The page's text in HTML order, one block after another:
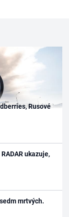
Rusové
ukazuje,
mrtvých.